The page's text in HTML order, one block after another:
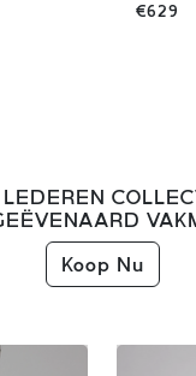
€629
Koop Nu